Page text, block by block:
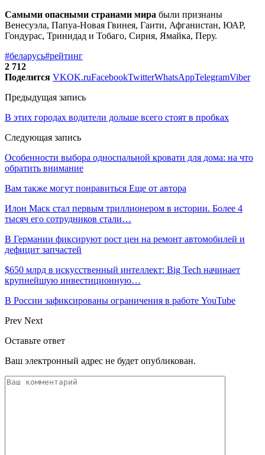
Самыми опасными странами мира были признаны
Венесуэла, Папуа-Новая Гвинея, Гаити, Афганистан, ЮАР,
Гондурас, Тринидад и Тобаго, Сирия, Ямайка, Перу.
#беларусь#рейтинг
2 712
Поделится VKOK.ruFacebookTwitterWhatsAppTelegramViber
Предыдущая запись
В этих городах водители дольше всего стоят в пробках
Следующая запись
Особенности выбора односпальной кровати для дома: на что
обратить внимание
Вам также могут понравиться Еще от автора
Илон Маск стал первым триллионером в истории. Более 4
тысяч его сотрудников стали…
В Германии фиксируют рост цен на ремонт автомобилей и
дефицит запчастей
$650 млрд в искусственный интеллект: Big Tech начинает
крупнейшую инвестиционную…
В России зафиксированы ограничения в работе YouTube
Prev Next
Оставьте ответ
Ваш электронный адрес не будет опубликован.